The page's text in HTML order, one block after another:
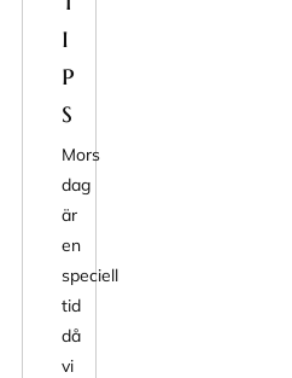
i
p
s
Mors
dag
är
en
speciell
tid
då
vi